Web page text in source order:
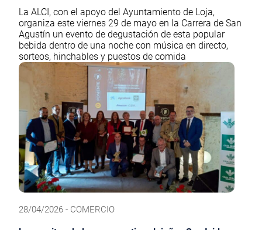
La ALCI, con el apoyo del Ayuntamiento de Loja,
organiza este viernes 29 de mayo en la Carrera de San
Agustín un evento de degustación de esta popular
bebida dentro de una noche con música en directo,
sorteos, hinchables y puestos de comida
28/04/2026 - COMERCIO